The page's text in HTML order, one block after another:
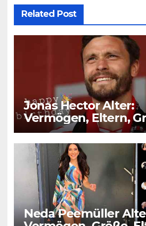
Related Post
Jonas Hector Alter:
Vermögen, Eltern,
Kinder
Neda Peemüller